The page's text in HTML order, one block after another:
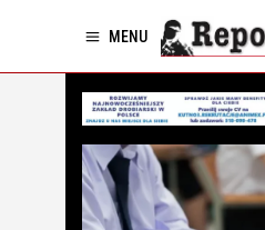
MENU